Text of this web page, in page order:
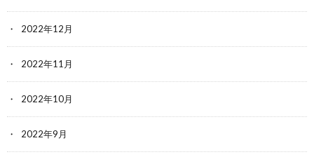
2022年12月
2022年11月
2022年10月
2022年9月